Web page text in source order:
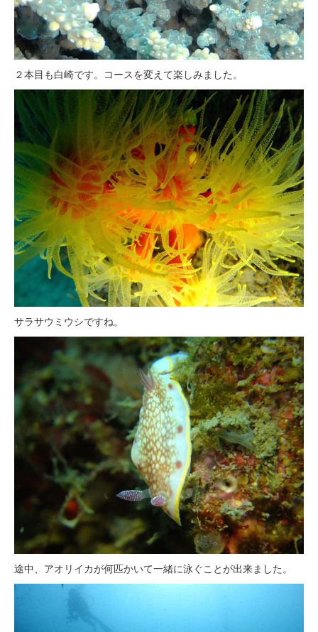
２本目も白崎です。コースを変えて楽しみました。
サラサウミウシですね。
途中、アオリイカが何匹かいて一緒に泳ぐことが出来ました。